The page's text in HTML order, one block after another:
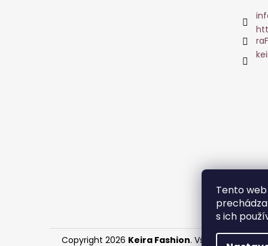
Tento
s ich
Copyright 2026 Keira Fashion. Všetky práva